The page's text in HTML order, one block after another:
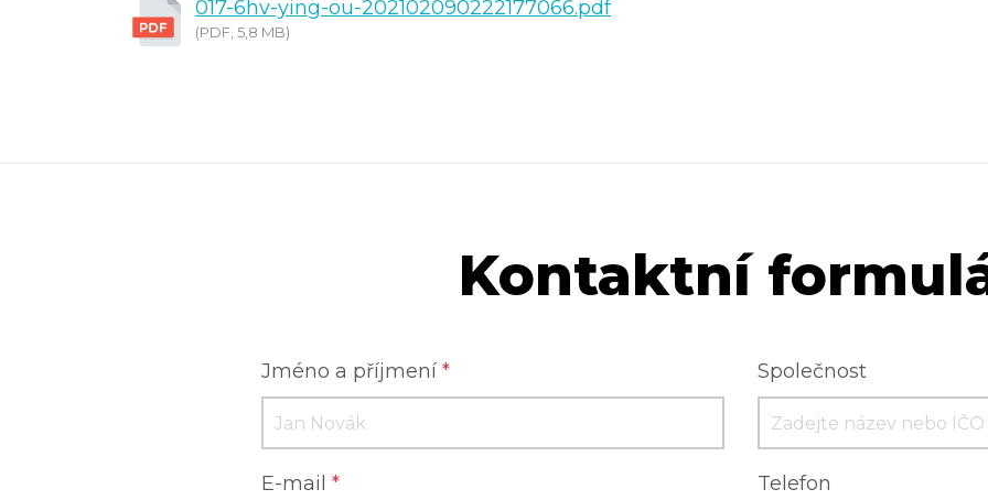
017-6hv-ying-ou-202102090222177066.pdf
(PDF, 5,8 MB)
Kontaktní
Jméno a příjmení * Společnost
E-mail * Telefon